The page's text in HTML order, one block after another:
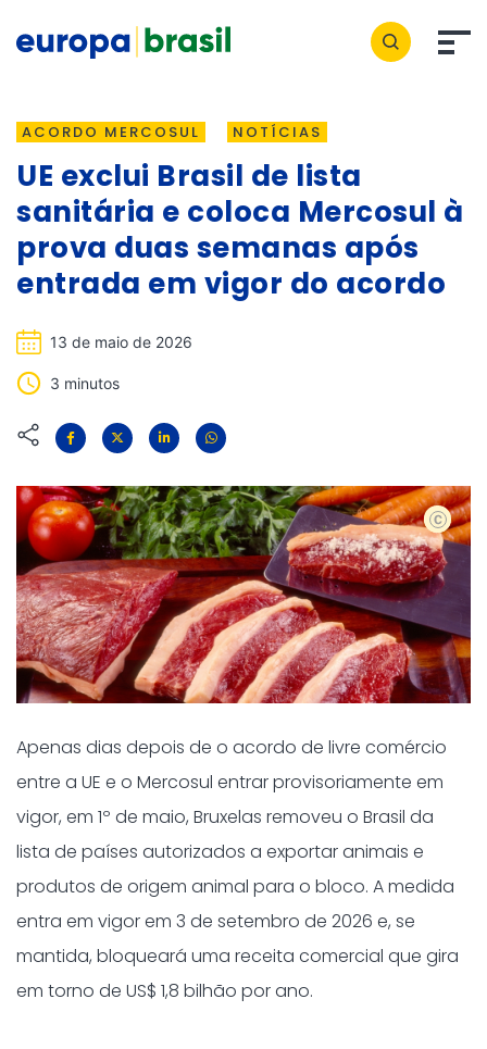
ACORDO MERCOSUL NOTÍCIAS
UE exclui Brasil de lista
sanitária e coloca Mercosul à
prova duas semanas após
entrada em vigor do acordo
13 de maio de 2026
3 minutos
Apenas dias depois de o acordo de livre comércio
entre a UE e o Mercosul entrar provisoriamente em
vigor, em 1º de maio, Bruxelas removeu o Brasil da
lista de países autorizados a exportar animais e
produtos de origem animal para o bloco. A medida
entra em vigor em 3 de setembro de 2026 e, se
mantida, bloqueará uma receita comercial que gira
em torno de US$ 1,8 bilhão por ano.